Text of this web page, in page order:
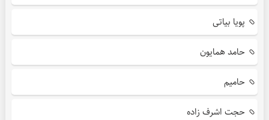
پویا بیاتی
حامد همایون
حامیم
حجت اشرف زاده